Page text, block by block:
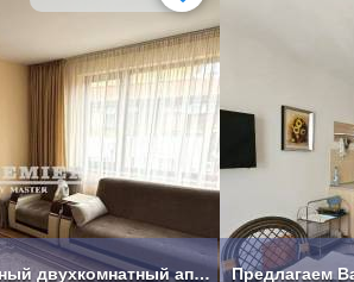
Продается просторный двухкомнатный апартамент